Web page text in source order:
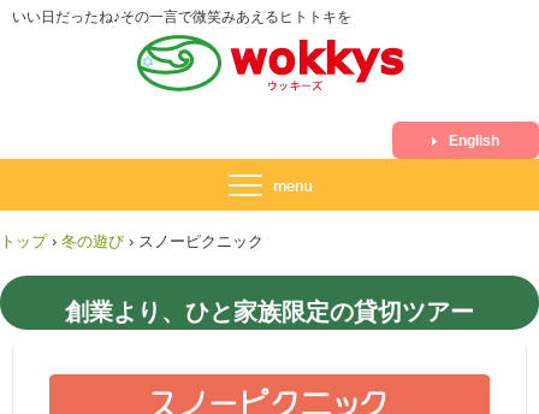
いい日だったね♪その一言で微笑みあえるヒトトキを
English
トップ › 冬の遊び › スノーピクニック
創業より、ひと家族限定の貸切ツアー